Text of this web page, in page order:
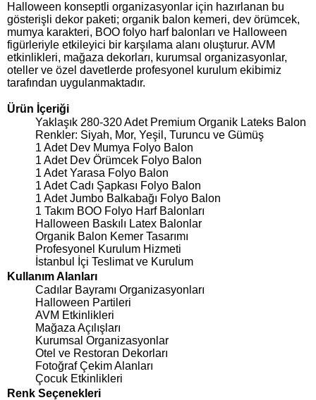
Halloween konseptli organizasyonlar için hazırlanan bu
gösterişli dekor paketi; organik balon kemeri, dev örümcek,
mumya karakteri, BOO folyo harf balonları ve Halloween
figürleriyle etkileyici bir karşılama alanı oluşturur. AVM
etkinlikleri, mağaza dekorları, kurumsal organizasyonlar,
oteller ve özel davetlerde profesyonel kurulum ekibimiz
tarafından uygulanmaktadır.
Ürün İçeriği
Yaklaşık 280-320 Adet Premium Organik Lateks Balon
Renkler: Siyah, Mor, Yeşil, Turuncu ve Gümüş
1 Adet Dev Mumya Folyo Balon
1 Adet Dev Örümcek Folyo Balon
1 Adet Yarasa Folyo Balon
1 Adet Cadı Şapkası Folyo Balon
1 Adet Jumbo Balkabağı Folyo Balon
1 Takım BOO Folyo Harf Balonları
Halloween Baskılı Latex Balonlar
Organik Balon Kemer Tasarımı
Profesyonel Kurulum Hizmeti
İstanbul İçi Teslimat ve Kurulum
Kullanım Alanları
Cadılar Bayramı Organizasyonları
Halloween Partileri
AVM Etkinlikleri
Mağaza Açılışları
Kurumsal Organizasyonlar
Otel ve Restoran Dekorları
Fotoğraf Çekim Alanları
Çocuk Etkinlikleri
Renk Seçenekleri